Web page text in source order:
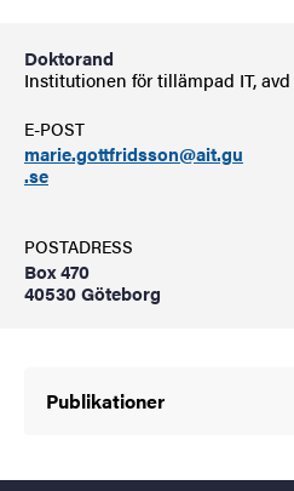
Doktorand
Institutionen för tillämpad IT, avd
E-POST
marie.gottfridsson@ait.gu
.se
POSTADRESS
Box 470
40530 Göteborg
Publikationer